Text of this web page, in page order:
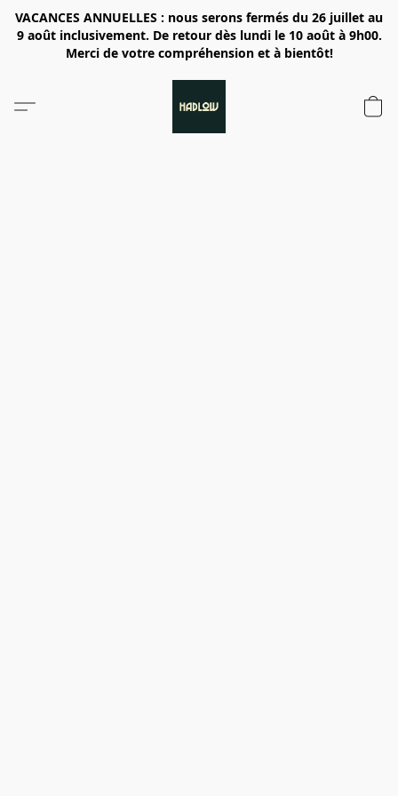
VACANCES ANNUELLES : nous serons fermés du 26 juillet au
9 août inclusivement. De retour dès lundi le 10 août à 9h00.
Merci de votre compréhension et à bientôt!